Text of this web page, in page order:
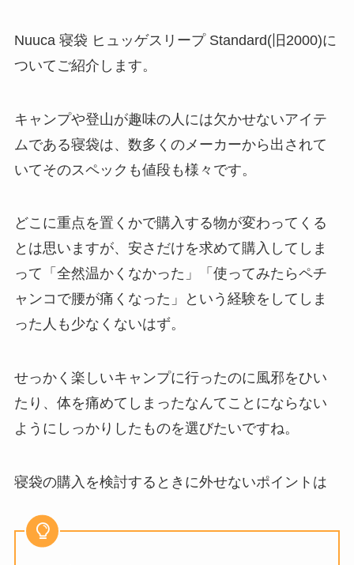
Nuuca 寝袋 ヒュッゲスリープ Standard(旧2000)に
ついてご紹介します。
キャンプや登山が趣味の人には欠かせないアイテ
ムである寝袋は、数多くのメーカーから出されて
いてそのスペックも値段も様々です。
どこに重点を置くかで購入する物が変わってくる
とは思いますが、安さだけを求めて購入してしま
って「全然温かくなかった」「使ってみたらペチ
ャンコで腰が痛くなった」という経験をしてしま
った人も少なくないはず。
せっかく楽しいキャンプに行ったのに風邪をひい
たり、体を痛めてしまったなんてことにならない
ようにしっかりしたものを選びたいですね。
寝袋の購入を検討するときに外せないポイントは